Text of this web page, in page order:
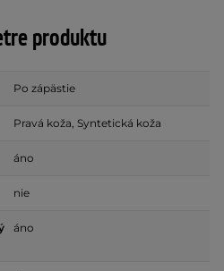
produktu
Po zápästie
Pravá koža, Syntetická koža
áno
nie
áno